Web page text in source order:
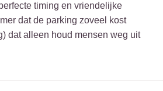
timing en vriendelijke
dat de parking zoveel kost
dat alleen houd mensen weg uit